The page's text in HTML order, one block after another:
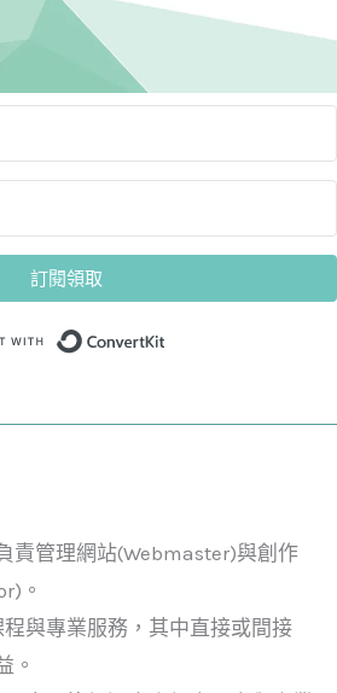
訂閱領取
責管理網站(Webmaster)與創作
。
與專業服務，其中直接或間接
。